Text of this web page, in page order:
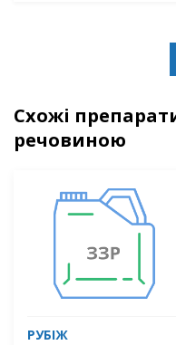
Схожі
речовиною
РУБІЖ